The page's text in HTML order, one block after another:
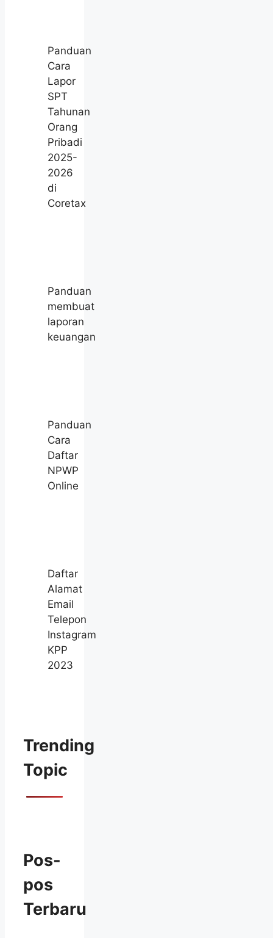
Panduan
Cara
Lapor
SPT
Tahunan
Orang
Pribadi
2025-
2026
di
Coretax
Panduan
membuat
laporan
keuangan
Panduan
Cara
Daftar
NPWP
Online
Daftar
Alamat
Email
Telepon
Instagram
KPP
2023
Trending
Topic
Pos-
pos
Terbaru